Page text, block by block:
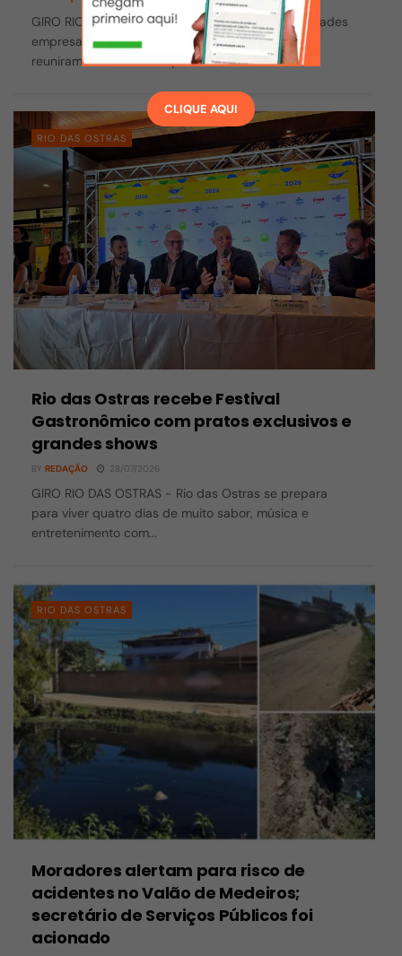
GIRO RIO DAS OSTRAS - Representantes de entidades
empresariais, comerciantes e o poder público se
reuniram nesta semana para fortalecer o...
RIO DAS OSTRAS
Rio das Ostras recebe Festival
Gastronômico com pratos exclusivos e
grandes shows
BY REDAÇÃO 28/07/2026
GIRO RIO DAS OSTRAS - Rio das Ostras se prepara
para viver quatro dias de muito sabor, música e
entretenimento com...
RIO DAS OSTRAS
Moradores alertam para risco de
acidentes no Valão de Medeiros;
secretário de Serviços Públicos foi
acionado
CLIQUE AQUI